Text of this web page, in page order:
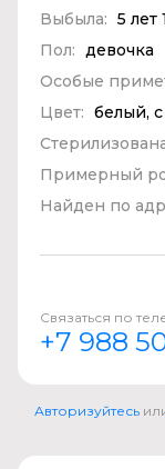
Выбыла: 5 лет
Пол: девочка
Особые
Цвет: белый,
Примерный
Найден по
Связаться по
+7 988
Авторизуйтесь